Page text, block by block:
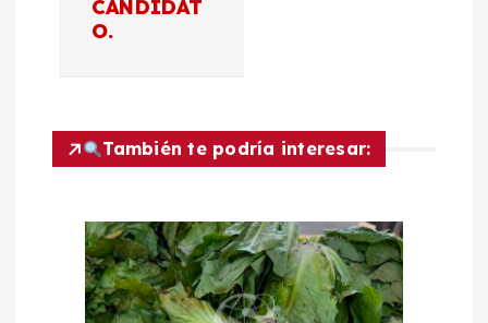
e
CANDIDAT
O.
También te podría interesar: